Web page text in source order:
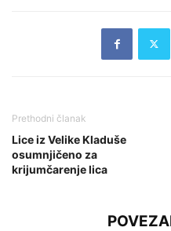
Prethodni članak
Lice iz Velike Kladuše
osumnjičeno za
krijumčarenje lica